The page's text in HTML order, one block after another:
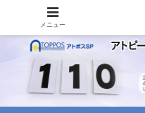
メニュー